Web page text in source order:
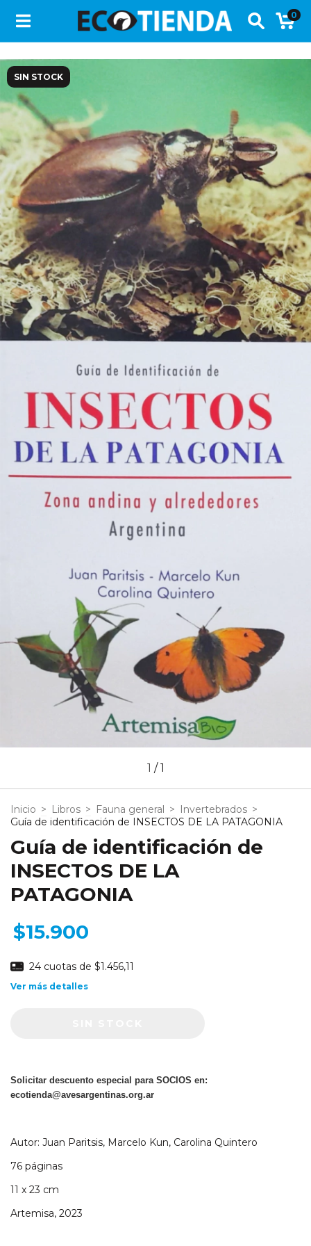
0
SIN STOCK
1 /1
Inicio > Libros > Fauna general > Invertebrados >
Guía de identificación de INSECTOS DE LA PATAGONIA
Guía de identificación de
INSECTOS DE LA
PATAGONIA
$15.900
24 cuotas de $1.456,11
Ver más detalles
Solicitar descuento especial para SOCIOS en:
ecotienda@avesargentinas.org.ar
Autor: Juan Paritsis, Marcelo Kun, Carolina Quintero
76 páginas
11 x 23 cm
Artemisa, 2023